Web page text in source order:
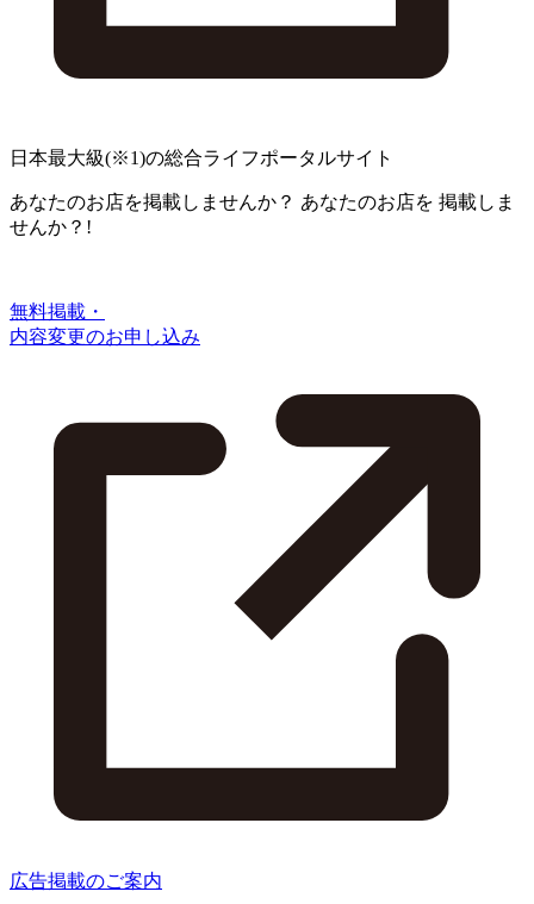
日本最大級(※1)の総合ライフポータルサイト
あなたのお店を掲載しませんか？ あなたのお店を 掲載しま
せんか？!
無料掲載・
内容変更のお申し込み
広告掲載のご案内